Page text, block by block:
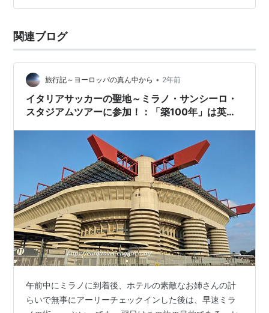
破壊されてしまいました。 ですから、建物の多くはイタ
いです（特に、旧東…
関連ブログ
旅行記～ヨーロッパの真ん中から • 2年前
イタリアサッカーの聖地～ミラノ・サンシーロ・
スタジアムツアーに参加！：「築100年」は英語
午前中にミラノに到着後、ホテルの素敵なお姉さんの計
らいで無事にアーリーチェックインした後は、早速ミラ